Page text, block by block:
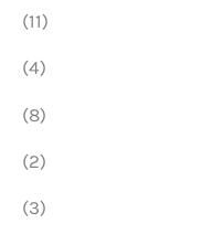
(11)
(4)
(8)
(2)
(3)